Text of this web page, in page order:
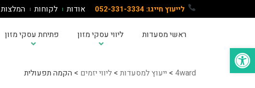
לייעוץ חייגו: 052-331-3334 המלצות לקוחות אודות
ראשי מסעדות ליווי עסקי מזון פתיחת עסקי מזון
4ward
> ייעוץ למסעדות > ליווי יזמים > הקמה תפעולית
פתח סרגל נגישות